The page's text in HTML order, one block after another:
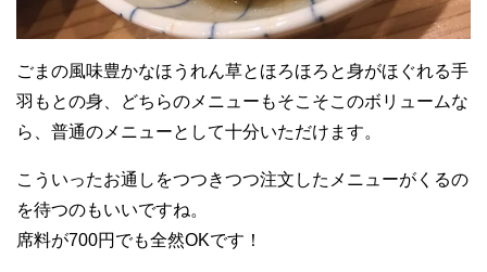
ごまの風味豊かなほうれん草とほろほろと身がほぐれる手
羽もとの身、どちらのメニューもそこそこのボリュームな
ら、普通のメニューとして十分いただけます。
こういったお通しをつつきつつ注文したメニューがくるの
を待つのもいいですね。
席料が700円でも全然OKです！